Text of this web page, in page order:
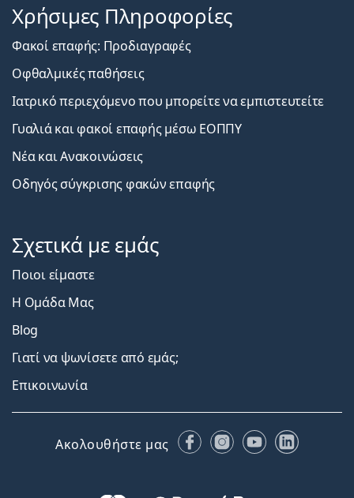
Χρήσιμες Πληροφορίες
Φακοί επαφής: Προδιαγραφές
Οφθαλμικές παθήσεις
Ιατρικό περιεχόμενο που μπορείτε να εμπιστευτείτε
Γυαλιά και φακοί επαφής μέσω ΕΟΠΠΥ
Νέα και Ανακοινώσεις
Οδηγός σύγκρισης φακών επαφής
Σχετικά με εμάς
Ποιοι είμαστε
Η Ομάδα Μας
Blog
Γιατί να ψωνίσετε από εμάς;
Επικοινωνία
Ακολουθήστε μας FacebookInstagram
YouTubeLinkedIn